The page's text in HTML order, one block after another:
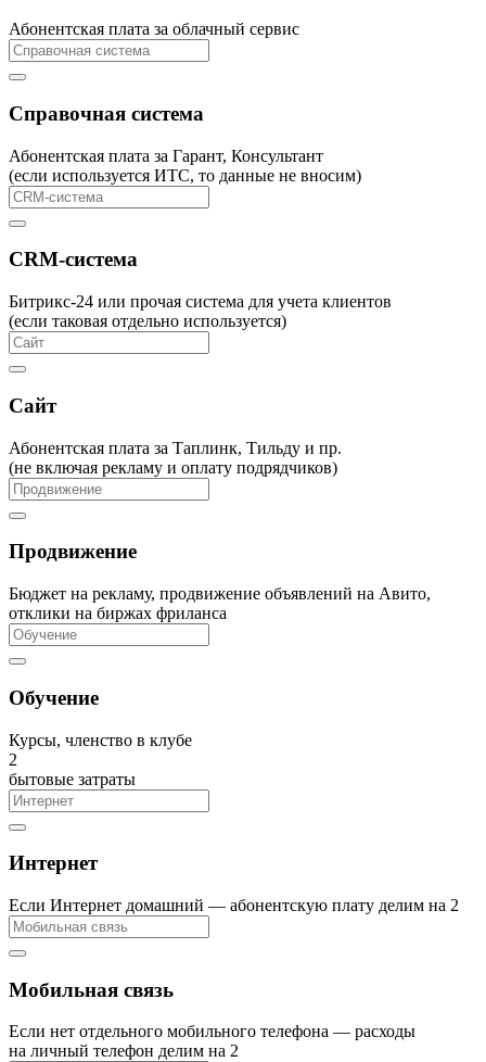
Абонентская плата за облачный сервис
Справочная система
Абонентская плата за Гарант, Консультант
(если используется ИТС, то данные не вносим)
CRM-система
Битрикс-24 или прочая система для учета клиентов
(если таковая отдельно используется)
Сайт
Абонентская плата за Таплинк, Тильду и пр.
(не включая рекламу и оплату подрядчиков)
Продвижение
Бюджет на рекламу, продвижение объявлений на Авито,
отклики на биржах фриланса
Обучение
Курсы, членство в клубе
2
бытовые затраты
Интернет
Если Интернет домашний — абонентскую плату делим на 2
Мобильная связь
Если нет отдельного мобильного телефона — расходы
на личный телефон делим на 2